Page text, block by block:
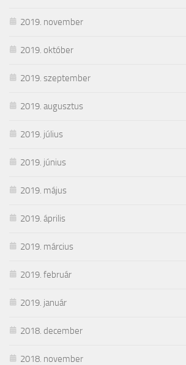
2019. november
2019. október
2019. szeptember
2019. augusztus
2019. július
2019. június
2019. május
2019. április
2019. március
2019. február
2019. január
2018. december
2018. november